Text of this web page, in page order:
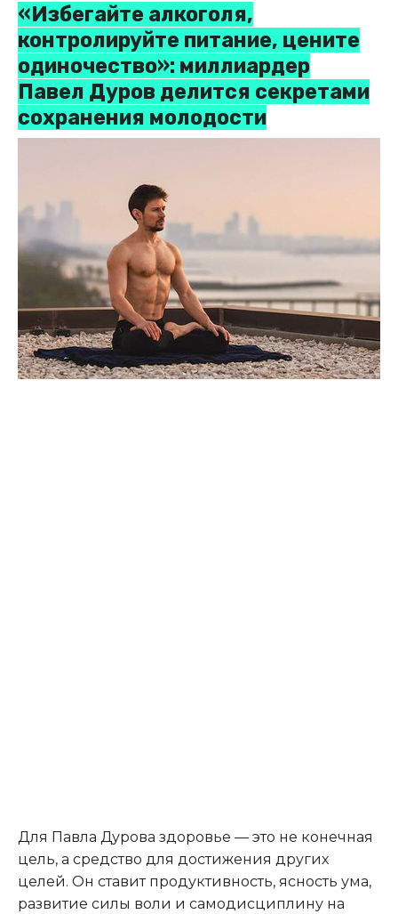
«Избегайте алкоголя,
контролируйте питание, цените
одиночество»: миллиардер
Павел Дуров делится секретами
сохранения молодости
Для Павла Дурова здоровье — это не конечная
цель, а средство для достижения других
целей. Он ставит продуктивность, ясность ума,
развитие силы воли и самодисциплину на